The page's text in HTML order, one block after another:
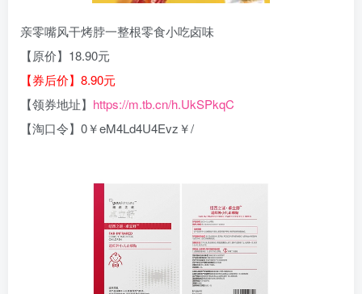
亲零嘴风干烤脖一整根零食小吃卤味
【原价】18.90元
【券后价】8.90元
【领券地址】 https://m.tb.cn/h.UkSPkqC
【淘口令】0￥eM4Ld4U4Evz￥/